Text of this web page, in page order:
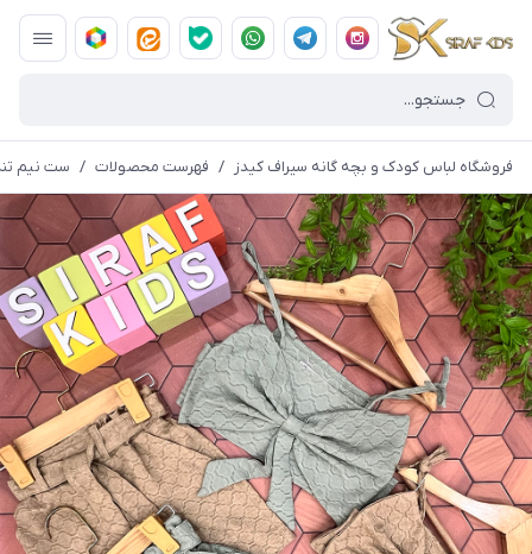
فروشگاه لباس کودک و بچه گانه سیراف کیدز / فهرست محصولات / ست نیم